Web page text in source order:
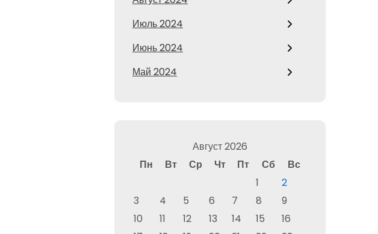
Июль 2024
Июнь 2024
Май 2024
Август 2026
Пн
Вт Ср Чт Пт Сб
Вс
1
2
3
4 5 6 7 8
9
10
11 12 13 14 15
16